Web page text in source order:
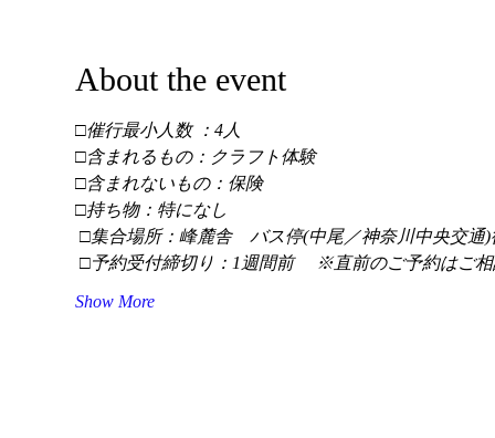
About the event
□催行最小人数 ：4人
□含まれるもの：クラフト体験
□含まれないもの：保険
□持ち物：特になし
□集合場所：峰麓舎　バス停(中尾／神奈川中央交通)
□予約受付締切り：1週間前 　※直前のご予約はご
Show More